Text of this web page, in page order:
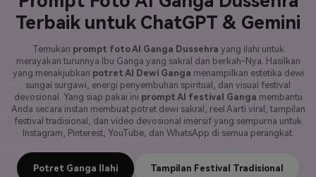
Terbaik untuk ChatGPT & Gemini
Temukan prompt foto AI Ganga Dussehra yang ilahi untuk
merayakan turunnya Ibu Ganga yang sakral dan berkah-Nya. Hasilkan
yang menakjubkan potret AI Dewi Ganga menampilkan estetika dewi
sungai surgawi, energi penyembuhan spiritual, dan visual festival
devosional. Yang siap pakai ini prompt AI festival Ganga membantu
Anda secara instan membuat potret dewi sakral, reel Aarti viral, tampilan
festival tradisional, dan video devosional imersif yang sempurna untuk
Instagram, Pinterest, YouTube, dan WhatsApp di semua perangkat.
Potret Ganga Ilahi Tampilan Festival Tradisional